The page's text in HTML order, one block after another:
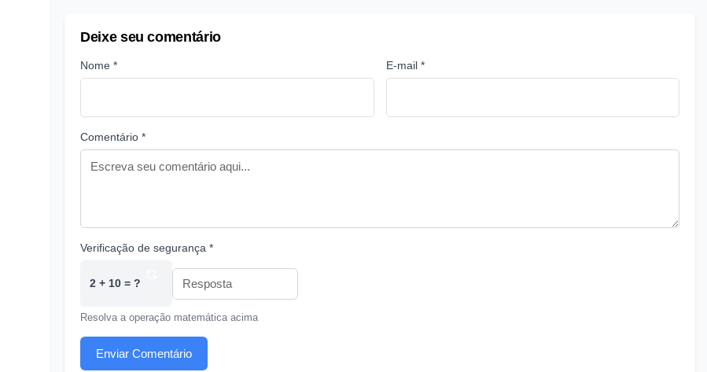
Deixe seu comentário
Nome * E-mail *
Comentário *
Verificação de segurança *
2 + 10 = ?
Resolva a operação matemática acima
Enviar Comentário